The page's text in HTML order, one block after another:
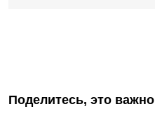
Поделитесь, это важно